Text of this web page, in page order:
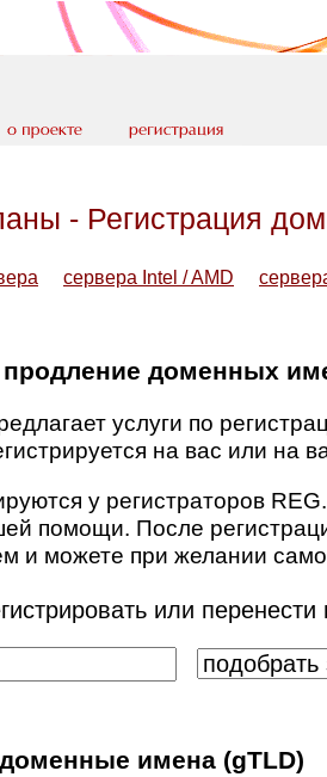
- Регистрация
сервера Intel / AMD
продление доменных
услуги по
на вас или на
у регистраторов
помощи. После
и можете при желании
или
имена (gTLD)